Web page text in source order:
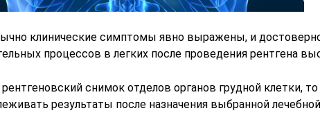
клинические симптомы явно выражены, и
процессов в легких после проведения рентгена
снимок отделов органов грудной клетки,
результаты после назначения выбранной лечебной